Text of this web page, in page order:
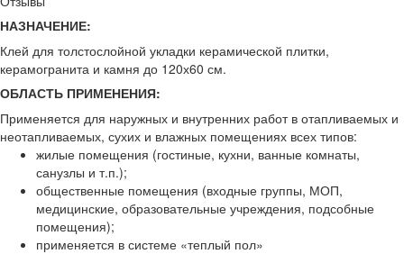
НАЗНАЧЕНИЕ:
Клей для толстослойной укладки керамической плитки,
керамогранита и камня до 120х60 см.
ОБЛАСТЬ ПРИМЕНЕНИЯ:
Применяется для наружных и внутренних работ в отапливаемых и
неотапливаемых, сухих и влажных помещениях всех типов:
жилые помещения (гостиные, кухни, ванные комнаты,
санузлы и т.п.);
общественные помещения (входные группы, МОП,
медицинские, образовательные учреждения, подсобные
помещения);
применяется в системе «теплый пол»